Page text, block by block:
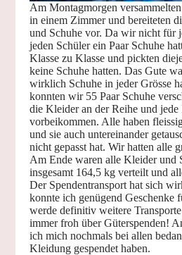
Am Montagmorgen
in einem Zimmer und bereiteten
und Schuhe vor. Da wir nicht für
jeden Schüler ein Paar Schuhe
Klasse zu Klasse und pickten
keine Schuhe hatten. Das Gute
wirklich Schuhe in jeder Grösse
konnten wir 55 Paar Schuhe
die Kleider an der Reihe und jede
vorbeikommen. Alle haben
und sie auch untereinander
nicht gepasst hat. Wir hatten alle
Am Ende waren alle Kleider und
insgesamt 164,5 kg verteilt und
Der Spendentransport hat sich
konnte ich genügend Geschenke
werde definitiv weitere
immer froh über Güterspenden!
ich mich nochmals bei allen
Kleidung gespendet haben.